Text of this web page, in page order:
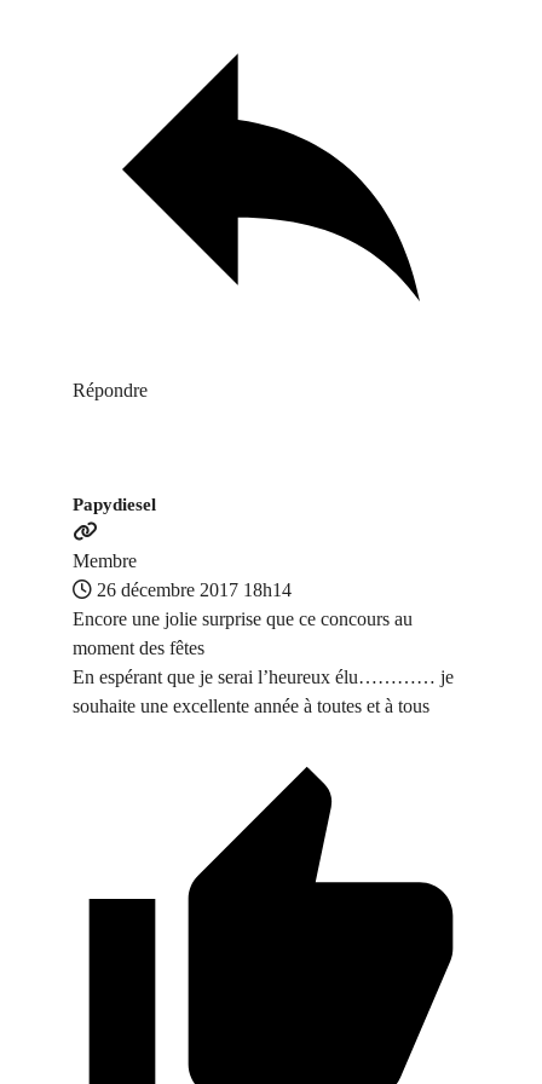
Répondre
Papydiesel
Membre
26 décembre 2017 18h14
Encore une jolie surprise que ce concours au
moment des fêtes
En espérant que je serai l’heureux élu………… je
souhaite une excellente année à toutes et à tous